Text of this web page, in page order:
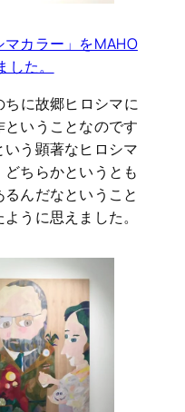
カラー」をMAHO
た。
に故郷ヒロシマに
いうことなのです
う顕著なヒロシマ
ちらかというとも
んだなということ
うに思えました。